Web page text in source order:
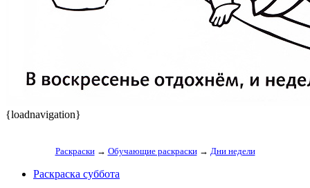
{loadnavigation}
Раскраски→ Обучающие раскраски→ Дни недели
Раскраска суббота